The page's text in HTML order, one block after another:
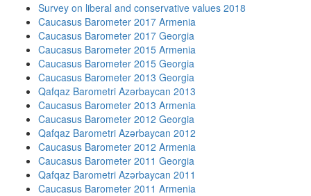
Survey on liberal and conservative values 2018
Caucasus Barometer 2017 Armenia
Caucasus Barometer 2017 Georgia
Caucasus Barometer 2015 Armenia
Caucasus Barometer 2015 Georgia
Caucasus Barometer 2013 Georgia
Qafqaz Barometri Azərbaycan 2013
Caucasus Barometer 2013 Armenia
Caucasus Barometer 2012 Georgia
Qafqaz Barometri Azərbaycan 2012
Caucasus Barometer 2012 Armenia
Caucasus Barometer 2011 Georgia
Qafqaz Barometri Azərbaycan 2011
Caucasus Barometer 2011 Armenia